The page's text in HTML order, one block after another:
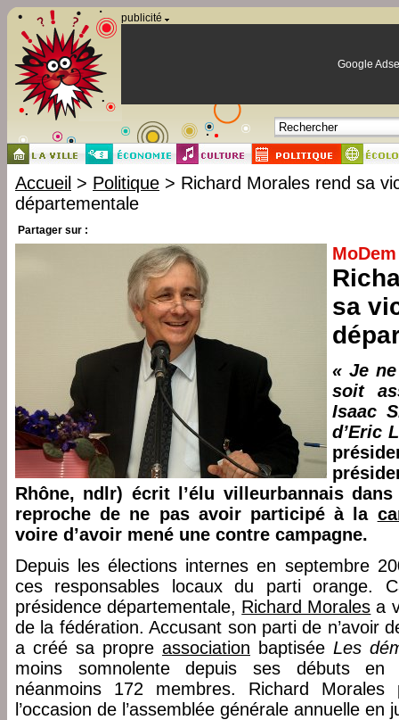
publicité
Google
Accueil > Politique > Richard Morales rend sa
départementale
Partager sur :
MoDem
sa
« Je
soit
Isaac
d’Eric
Rhône, ndlr) écrit l’élu villeurbannais
reproche de ne pas avoir participé à la
voire d’avoir mené une contre campagne.
Depuis les élections internes en septembre
ces responsables locaux du parti orange.
présidence départementale, Richard Morales a
de la fédération. Accusant son parti de n’avoir
a créé sa propre association baptisée Les
moins somnolente depuis ses débuts en
néanmoins 172 membres. Richard
l’occasion de l’assemblée générale annuelle en
Panneau de gestion des cookies